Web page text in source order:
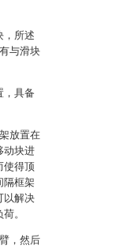
，所述
与滑块
，具备
放置在
动块进
使得顶
隔框架
以解决
。
，然后